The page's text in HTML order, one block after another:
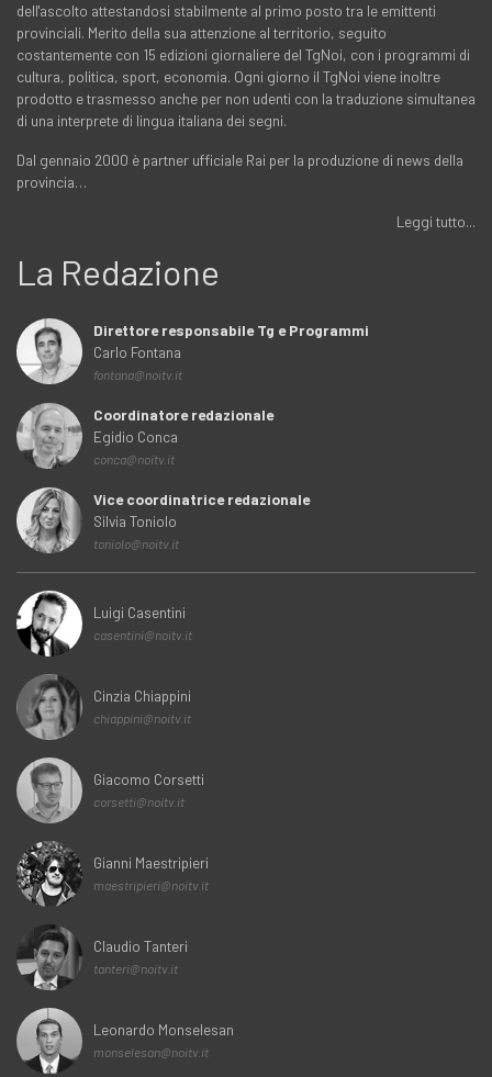
dell'ascolto attestandosi stabilmente al primo posto tra le emittenti
provinciali. Merito della sua attenzione al territorio, seguito
costantemente con 15 edizioni giornaliere del TgNoi, con i programmi di
cultura, politica, sport, economia. Ogni giorno il TgNoi viene inoltre
prodotto e trasmesso anche per non udenti con la traduzione simultanea
di una interprete di lingua italiana dei segni.
Dal gennaio 2000 è partner ufficiale Rai per la produzione di news della
provincia…
Leggi tutto...
La Redazione
Direttore responsabile Tg e Programmi
Carlo Fontana
fontana@noitv.it
Coordinatore redazionale
Egidio Conca
conca@noitv.it
Vice coordinatrice redazionale
Silvia Toniolo
toniolo@noitv.it
Luigi Casentini
casentini@noitv.it
Cinzia Chiappini
chiappini@noitv.it
Giacomo Corsetti
corsetti@noitv.it
Gianni Maestripieri
maestripieri@noitv.it
Claudio Tanteri
tanteri@noitv.it
Leonardo Monselesan
monselesan@noitv.it